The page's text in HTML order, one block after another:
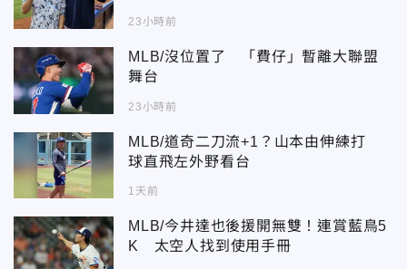
23小時前
MLB/沒位置了 「費仔」暫離大聯盟
舞台
23小時前
MLB/道奇二刀流+1？山本由伸練打
球直飛左外野看台
1天前
MLB/今井達也後援開無雙！連賞藍鳥5
K 太空人找到使用手冊